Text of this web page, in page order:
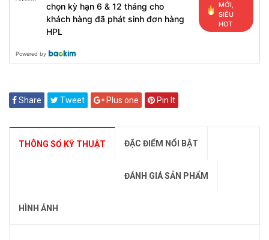
chọn kỳ hạn 6 & 12 tháng cho
khách hàng đã phát sinh đơn hàng
HPL
MỚI,
SIÊU
HOT
Powered by
Share Tweet Plus one Pin It
THÔNG SỐ KỸ THUẬT ĐẶC ĐIỂM NỔI BẬT
ĐÁNH GIÁ SẢN PHẨM
HÌNH ẢNH